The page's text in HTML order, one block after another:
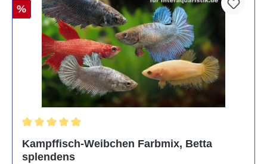
%
Kampffisch-Weibchen Farbmix, Betta
splendens